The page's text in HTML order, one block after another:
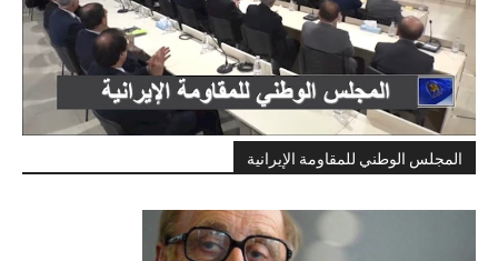
المجلس الوطني للمقاومة الإيرانية